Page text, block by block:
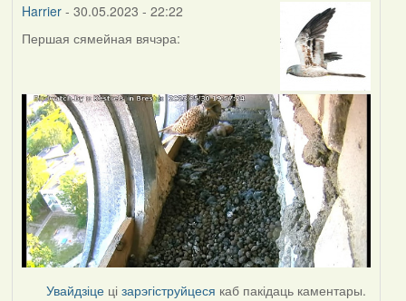
Harrier- 30.05.2023 - 22:22
Першая сямейная вячэра:
Увайдзіце цізарэгіструйцеся каб пакідаць каментары.